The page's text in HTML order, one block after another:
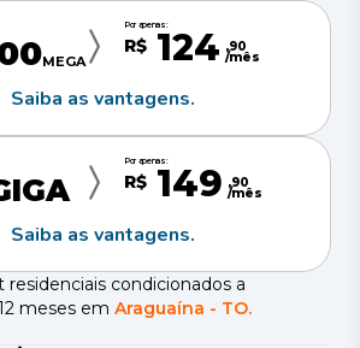
MEGA
Por apenas:
R$ 124 ,90
/mês
Saiba as vantagens.
Por apenas:
R$ 149 ,90
/mês
Saiba as vantagens.
condicionados a
meses em Araguaína - TO.